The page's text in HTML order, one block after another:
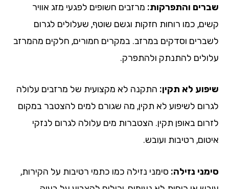
והתפרקות:מרזבים חשופים לפגעי מזג אוויר
כמו רוחות חזקות וגשם שוטף, שעלולים לגרום
וסדקים במרזב. במקרים חמורים, חלקים מהמרזב
להתנתק ולהתפרק.
לא תקין:התקנה לא מקצועית של מרזבים עלולה
לשיפוע לא תקין, מה שגורם למים להצטבר במקום
באופן תקין. הצטברות מים עלולה לגרום לנזקי
רטיבות ועובש.
נזילה:סימני נזילה כמו כתמי רטיבות על הקירות,